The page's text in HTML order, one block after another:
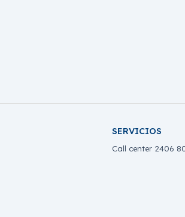
SERVICIOS
Call center 2406